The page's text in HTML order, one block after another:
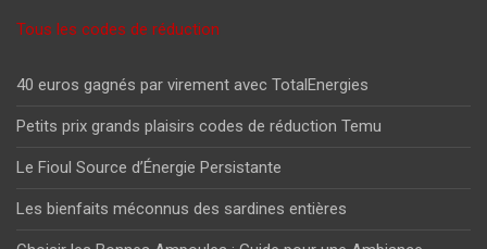
Tous les codes de réduction
40 euros gagnés par virement avec TotalEnergies
Petits prix grands plaisirs codes de réduction Temu
Le Fioul Source d’Énergie Persistante
Les bienfaits méconnus des sardines entières